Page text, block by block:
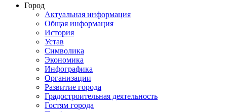
Город
Актуальная информация
Общая информация
История
Устав
Символика
Экономика
Инфографика
Организации
Развитие города
Градостроительная деятельность
Гостям города